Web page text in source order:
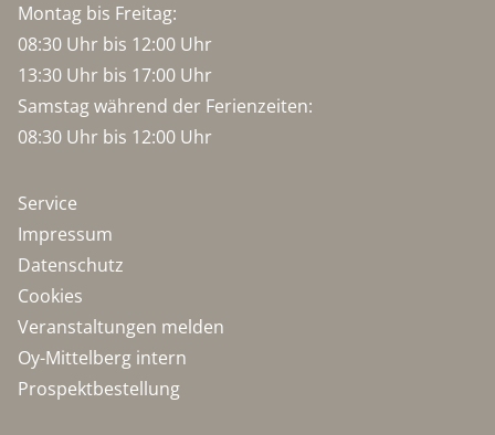
Montag bis Freitag:
08:30 Uhr bis 12:00 Uhr
13:30 Uhr bis 17:00 Uhr
Samstag während der Ferienzeiten:
08:30 Uhr bis 12:00 Uhr
Service
Impressum
Datenschutz
Cookies
Veranstaltungen melden
Oy-Mittelberg intern
Prospektbestellung